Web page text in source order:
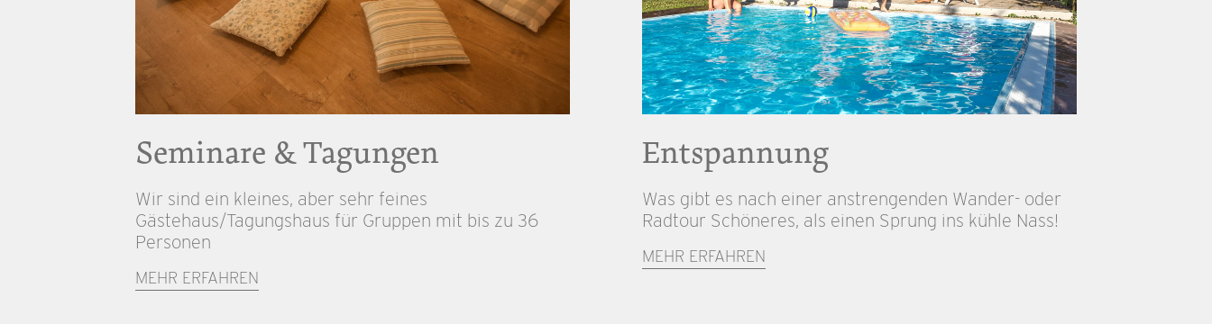
Seminare & Tagungen
Wir sind ein kleines, aber sehr feines
Gästehaus/Tagungshaus für Gruppen mit bis zu 36
Personen
MEHR ERFAHREN
Entspannung
Was gibt es nach einer anstrengenden Wander- oder
Radtour Schöneres, als einen Sprung ins kühle Nass!
MEHR ERFAHREN